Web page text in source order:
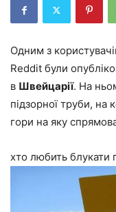
Одним з
Reddit були
в Швейцарії. На
підзорної труби, на
гори на яку
хто любить блукати